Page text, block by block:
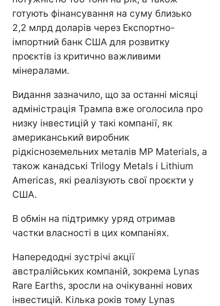
готують фінансування на суму близько
2,2 млрд доларів через Експортно-
імпортний банк США для розвитку
проєктів із критично важливими
мінералами.
Видання зазначило, що за останні місяці
адміністрація Трампа вже оголосила про
низку інвестицій у такі компанії, як
американський виробник
рідкісноземельних металів MP Materials, а
також канадські Trilogy Metals і Lithium
Americas, які реалізують свої проєкти у
США.
В обмін на підтримку уряд отримав
частки власності в цих компаніях.
Напередодні зустрічі акції
австралійських компаній, зокрема Lynas
Rare Earths, зросли на очікуванні нових
інвестицій. Кілька років тому Lynas